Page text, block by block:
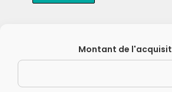
Montant de